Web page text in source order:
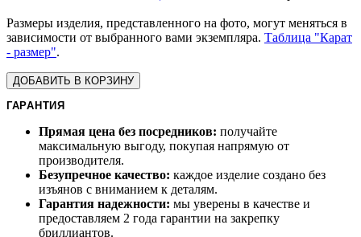
Размеры изделия, представленного на фото, могут меняться в
зависимости от выбранного вами экземпляра. Таблица "Карат
- размер".
ДОБАВИТЬ В КОРЗИНУ
ГАРАНТИЯ
Прямая цена без посредников: получайте
максимальную выгоду, покупая напрямую от
производителя.
Безупречное качество: каждое изделие создано без
изъянов с вниманием к деталям.
Гарантия надежности: мы уверены в качестве и
предоставляем 2 года гарантии на закрепку
бриллиантов.